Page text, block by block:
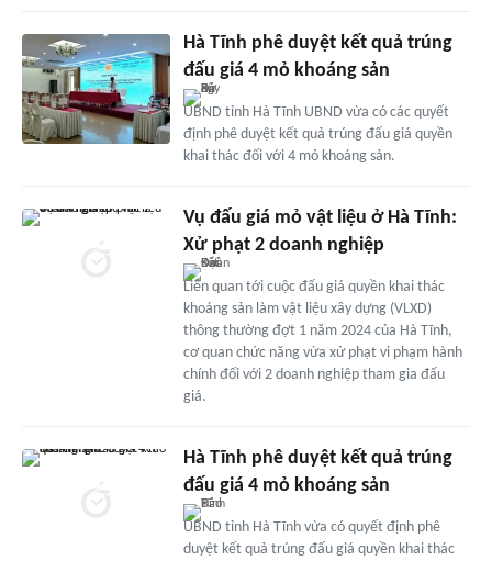
Hà Tĩnh phê duyệt kết quả trúng
đấu giá 4 mỏ khoáng sản
UBND tỉnh Hà Tĩnh UBND vừa có các quyết
định phê duyệt kết quả trúng đấu giá quyền
khai thác đối với 4 mỏ khoáng sản.
Vụ đấu giá mỏ vật liệu ở Hà Tĩnh:
Xử phạt 2 doanh nghiệp
Liên quan tới cuộc đấu giá quyền khai thác
khoáng sản làm vật liệu xây dựng (VLXD)
thông thường đợt 1 năm 2024 của Hà Tĩnh,
cơ quan chức năng vừa xử phạt vi phạm hành
chính đối với 2 doanh nghiệp tham gia đấu
giá.
Hà Tĩnh phê duyệt kết quả trúng
đấu giá 4 mỏ khoáng sản
UBND tỉnh Hà Tĩnh vừa có quyết định phê
duyệt kết quả trúng đấu giá quyền khai thác